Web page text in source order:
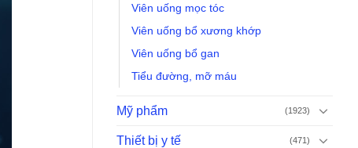
Viên uống mọc tóc
Viên uống bổ xương khớp
Viên uống bổ gan
Tiểu đường, mỡ máu
Mỹ phẩm (1923)
Thiết bị y tế (471)